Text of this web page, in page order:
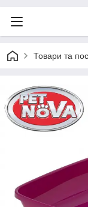
Товари та